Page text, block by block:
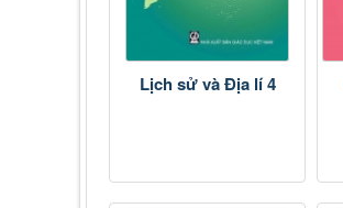
Lịch sử và Địa lí 4